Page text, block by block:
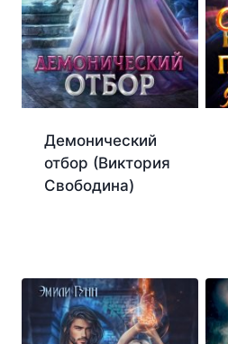
Демонический
отбор (Виктория
Свободина)